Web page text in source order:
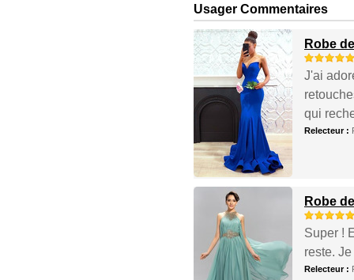
Usager Commentaires
Robe
J'ai
qui
Relecteur :
Robe
Super !
reste.
Relecteur :